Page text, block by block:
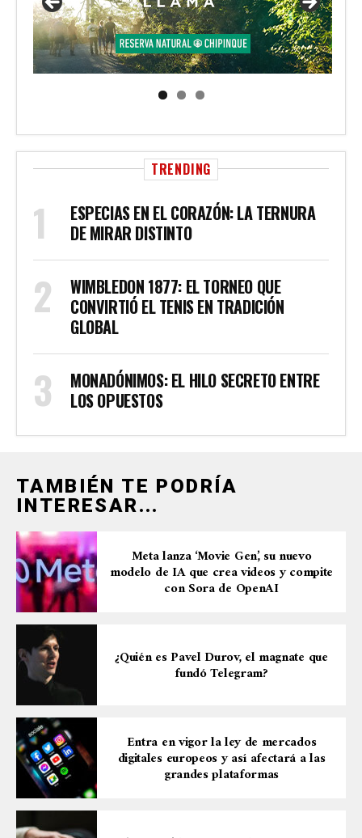
TRENDING
ESPECIAS EN EL CORAZÓN: LA TERNURA
DE MIRAR DISTINTO
WIMBLEDON 1877: EL TORNEO QUE
CONVIRTIÓ EL TENIS EN TRADICIÓN
GLOBAL
MONADÓNIMOS: EL HILO SECRETO ENTRE
LOS OPUESTOS
TAMBIÉN TE PODRÍA
INTERESAR...
Meta lanza ‘Movie Gen’, su nuevo
modelo de IA que crea videos y compite
con Sora de OpenAI
¿Quién es Pavel Durov, el magnate que
fundó Telegram?
Entra en vigor la ley de mercados
digitales europeos y así afectará a las
grandes plataformas